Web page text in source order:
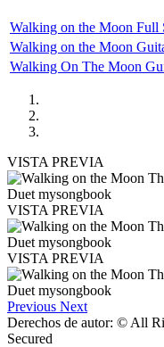
Walking on the Moon Full
Walking on the Moon
Walking On The Moon
VISTA PREVIA
VISTA PREVIA
VISTA PREVIA
Previous Next
Derechos de autor: © All
Secured